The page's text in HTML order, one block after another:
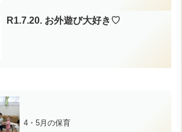
R1.7.20. お外遊び大好き♡
4・5月の保育